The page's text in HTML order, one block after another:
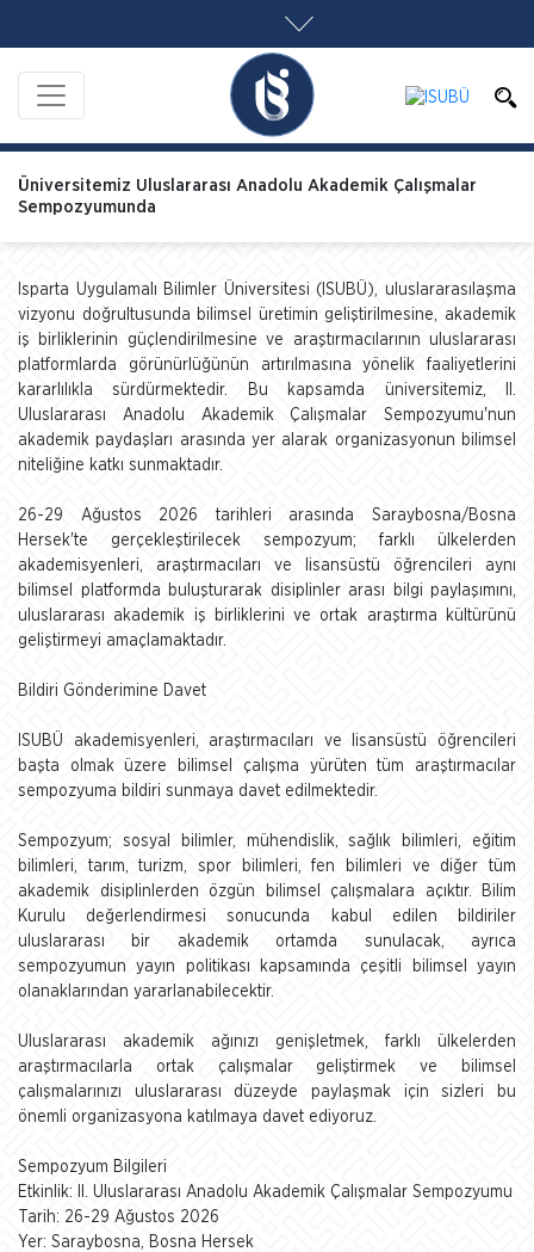
Üniversitemiz Uluslararası Anadolu Akademik Çalışmalar
Sempozyumunda
Isparta Uygulamalı Bilimler Üniversitesi (ISUBÜ), uluslararasılaşma
vizyonu doğrultusunda bilimsel üretimin geliştirilmesine, akademik
iş birliklerinin güçlendirilmesine ve araştırmacılarının uluslararası
platformlarda görünürlüğünün artırılmasına yönelik faaliyetlerini
kararlılıkla sürdürmektedir. Bu kapsamda üniversitemiz, II.
Uluslararası Anadolu Akademik Çalışmalar Sempozyumu'nun
akademik paydaşları arasında yer alarak organizasyonun bilimsel
niteliğine katkı sunmaktadır.
26-29 Ağustos 2026 tarihleri arasında Saraybosna/Bosna
Hersek'te gerçekleştirilecek sempozyum; farklı ülkelerden
akademisyenleri, araştırmacıları ve lisansüstü öğrencileri aynı
bilimsel platformda buluşturarak disiplinler arası bilgi paylaşımını,
uluslararası akademik iş birliklerini ve ortak araştırma kültürünü
geliştirmeyi amaçlamaktadır.
Bildiri Gönderimine Davet
ISUBÜ akademisyenleri, araştırmacıları ve lisansüstü öğrencileri
başta olmak üzere bilimsel çalışma yürüten tüm araştırmacılar
sempozyuma bildiri sunmaya davet edilmektedir.
Sempozyum; sosyal bilimler, mühendislik, sağlık bilimleri, eğitim
bilimleri, tarım, turizm, spor bilimleri, fen bilimleri ve diğer tüm
akademik disiplinlerden özgün bilimsel çalışmalara açıktır. Bilim
Kurulu değerlendirmesi sonucunda kabul edilen bildiriler
uluslararası bir akademik ortamda sunulacak, ayrıca
sempozyumun yayın politikası kapsamında çeşitli bilimsel yayın
olanaklarından yararlanabilecektir.
Uluslararası akademik ağınızı genişletmek, farklı ülkelerden
araştırmacılarla ortak çalışmalar geliştirmek ve bilimsel
çalışmalarınızı uluslararası düzeyde paylaşmak için sizleri bu
önemli organizasyona katılmaya davet ediyoruz.
Sempozyum Bilgileri
Etkinlik: II. Uluslararası Anadolu Akademik Çalışmalar Sempozyumu
Tarih: 26-29 Ağustos 2026
Yer: Saraybosna, Bosna Hersek